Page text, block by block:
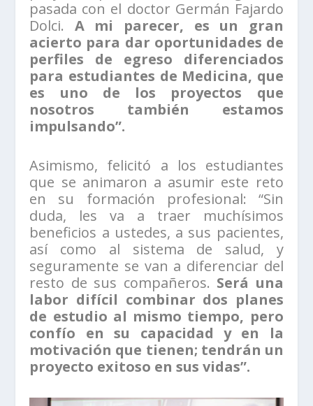
pasada con el doctor Germán Fajardo
Dolci. A mi parecer, es un gran
acierto para dar oportunidades de
perfiles de egreso diferenciados
para estudiantes de Medicina, que
es uno de los proyectos que
nosotros también estamos
impulsando”.
Asimismo, felicitó a los estudiantes
que se animaron a asumir este reto
en su formación profesional: “Sin
duda, les va a traer muchísimos
beneficios a ustedes, a sus pacientes,
así como al sistema de salud, y
seguramente se van a diferenciar del
resto de sus compañeros. Será una
labor difícil combinar dos planes
de estudio al mismo tiempo, pero
confío en su capacidad y en la
motivación que tienen; tendrán un
proyecto exitoso en sus vidas”.